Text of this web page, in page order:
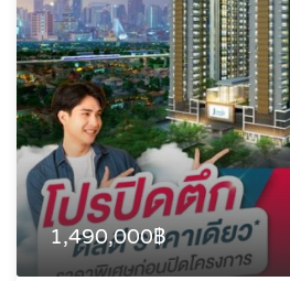
1,490,000฿